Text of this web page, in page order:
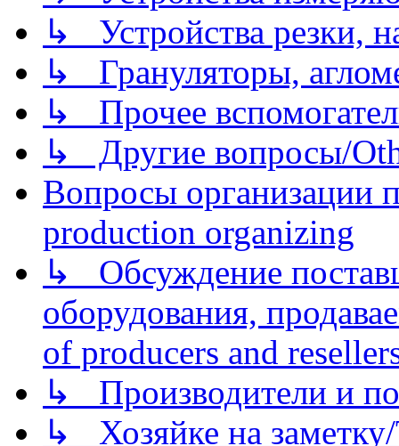
↳ Устройства резки,
↳ Грануляторы,
↳ Прочее
↳ Другие вопросы/
Вопросы организации
production organizing
↳ Обсуждение
оборудования,
of producers and
↳ Производители и
↳ Хозяйке на